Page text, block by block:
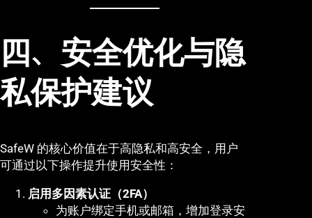
四、安全优化与隐
私保护建议
SafeW 的核心价值在于高隐私和高安全，用户
可通过以下操作提升使用安全性：
启用多因素认证（2FA）
为账户绑定手机或邮箱，增加登录安